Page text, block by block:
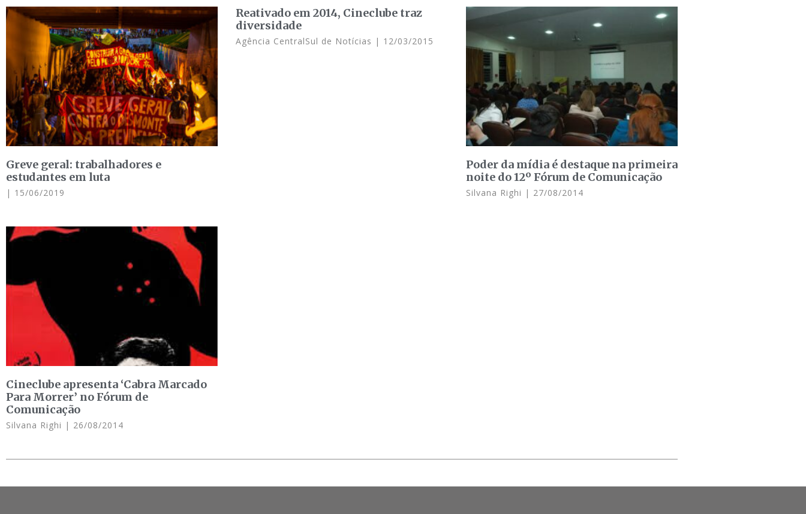
Greve geral: trabalhadores e
estudantes em luta
15/06/2019
Reativado em 2014, Cineclube traz
diversidade
Agência CentralSul de Notícias 12/03/2015
Poder da mídia é destaque na primeira
noite do 12º Fórum de Comunicação
Silvana Righi 27/08/2014
Cineclube apresenta ‘Cabra Marcado
Para Morrer’ no Fórum de
Comunicação
Silvana Righi 26/08/2014